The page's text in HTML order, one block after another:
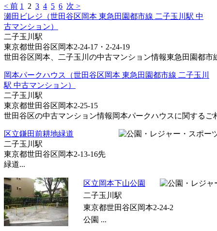
< 前 1 2 3 4 5 6 次 >
瀬田ビレジ（世田谷区岡本 東急田園都市線 二子玉川駅 中
古マンション）
二子玉川駅
東京都世田谷区岡本2-24-17・2-24-19
世田谷区岡本、二子玉川の中古マンション情報東急田園都市
岡本パークハウス（世田谷区岡本 東急田園都市線 二子玉川
駅 中古マンション）
二子玉川駅
東京都世田谷区岡本2-25-15
世田谷区の中古マンション情報岡本パークハウスに関するご
区立鎌田前耕地緑道
二子玉川駅
東京都世田谷区岡本2-13-16先
緑道...
区立岡本下山公園
二子玉川駅
東京都世田谷区岡本2-24-2
公園 ...